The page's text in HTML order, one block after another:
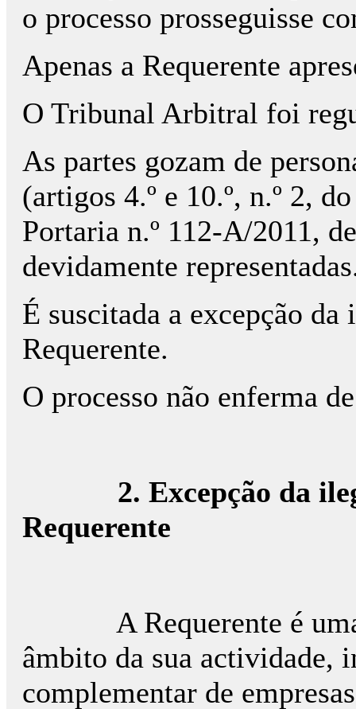
o processo prosseguisse
Apenas a Requerente
O Tribunal Arbitral foi
As partes gozam de
(artigos 4.º e 10.º, n.º 2,
Portaria n.º 112-A/2011,
devidamente
É suscitada a excepção
Requerente.
O processo não enferma
2. Excepção da
Requerente
A Requerente é uma
âmbito da sua actividade,
complementar de